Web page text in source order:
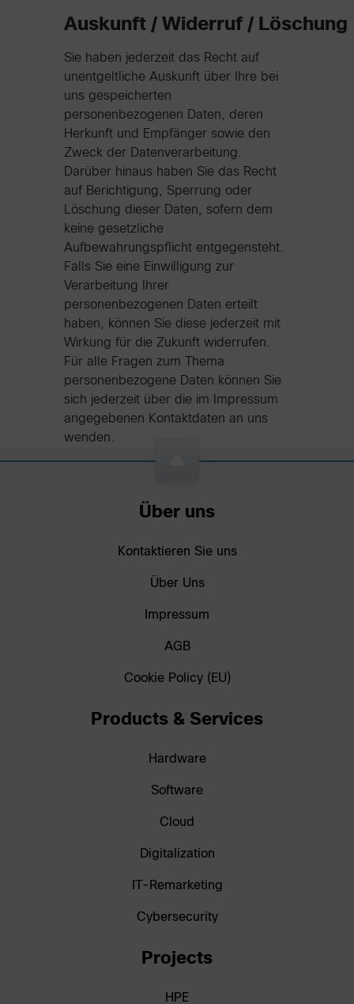
Auskunft / Widerruf / Löschung
Sie haben jederzeit das Recht auf
unentgeltliche Auskunft über Ihre bei
uns gespeicherten
personenbezogenen Daten, deren
Herkunft und Empfänger sowie den
Zweck der Datenverarbeitung.
Darüber hinaus haben Sie das Recht
auf Berichtigung, Sperrung oder
Löschung dieser Daten, sofern dem
keine gesetzliche
Aufbewahrungspflicht entgegensteht.
Falls Sie eine Einwilligung zur
Verarbeitung Ihrer
personenbezogenen Daten erteilt
haben, können Sie diese jederzeit mit
Wirkung für die Zukunft widerrufen.
Für alle Fragen zum Thema
personenbezogene Daten können Sie
sich jederzeit über die im Impressum
angegebenen Kontaktdaten an uns
wenden.
Über uns
Kontaktieren Sie uns
Über Uns
Impressum
AGB
Cookie Policy (EU)
Products & Services
Hardware
Software
Cloud
Digitalization
IT-Remarketing
Cybersecurity
Projects
HPE